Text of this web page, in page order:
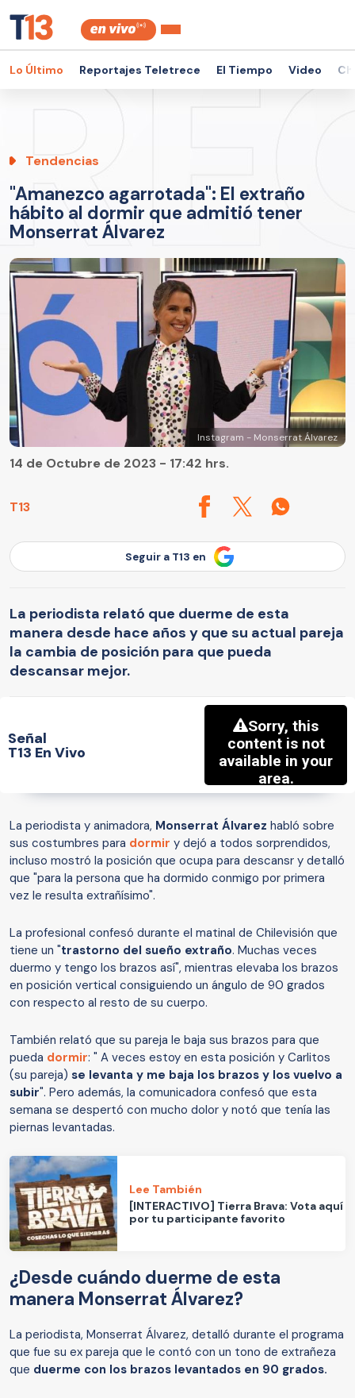
Lo Último Reportajes Teletrece El Tiempo Video
Tendencias
"Amanezco agarrotada": El extraño
hábito al dormir que admitió tener
Monserrat Álvarez
Instagram - Monserrat Álvarez
T13
14 de Octubre de 2023 - 17:42 hrs.
Seguir a T13 en
La periodista relató que duerme de esta
manera desde hace años y que su actual pareja
la cambia de posición para que pueda
descansar mejor.
Señal
T13 En Vivo
La periodista y animadora, Monserrat Álvarez habló sobre
sus costumbres para dormir y dejó a todos sorprendidos,
incluso mostró la posición que ocupa para descansr y detalló
que "para la persona que ha dormido conmigo por primera
vez le resulta extrañísimo".
La profesional confesó durante el matinal de Chilevisión que
tiene un "trastorno del sueño extraño. Muchas veces
duermo y tengo los brazos así", mientras elevaba los brazos
en posición vertical consiguiendo un ángulo de 90 grados
con respecto al resto de su cuerpo.
También relató que su pareja le baja sus brazos para que
pueda dormir: " A veces estoy en esta posición y Carlitos
(su pareja) se levanta y me baja los brazos y los vuelvo a
subir". Pero además, la comunicadora confesó que esta
semana se despertó con mucho dolor y notó que tenía las
piernas levantadas.
Lee También
[INTERACTIVO] Tierra Brava: Vota aquí
por tu participante favorito
¿Desde cuándo duerme de esta
manera Monserrat Álvarez?
La periodista, Monserrat Álvarez, detalló durante el programa
que fue su ex pareja que le contó con un tono de extrañeza
que duerme con los brazos levantados en 90 grados.